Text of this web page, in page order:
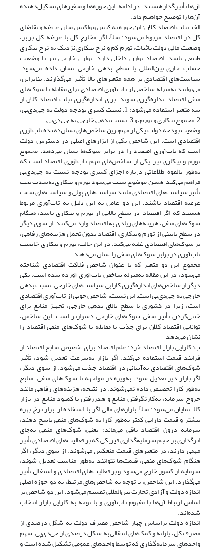
آن‌ها تأثیرگذار هستند. در ادامه، این حوزه‌ها و متغیرهای تشکیل‌دهنده
آن‌ها را توضیح خواهیم داد.
الف. ثبات اقتصاد کلان: این حوزه به کنش و واکنش میان عرضه و تقاضای
کل در اقتصاد مربوط می‌شود؛ مثلاً، اگر مخارج کل با عرضه کل برابر،
وضعیت مالی دولت باثبات، تورم کم و نرخ بیکاری نزدیک به نرخ بیکاری
طبیعی باشد، اقتصاد توازن داخلی دارد. توازن خارجی نیز با وضعیت
حساب جاری بین‌المللی یا سطح بدهی خارجی نشان داده می‌شود.
سیاست‌های اقتصادی بر همه متغیرهای بالا تأثیر می‌گذارند. بنابراین،
می‌توانند به‌منزله شاخصی از تاب‌آوری اقتصادی برای مقابله با شوک‌های
منفی اقتصاد اندازه‌گیری شوند. برای اندازه‌گیری ثبات اقتصاد کلان از
سه متغیر استفاده می‌شود: 1. نسبت کسری بودجه دولت به جی‌دی‌پی،
2. مجموع بیکاری و تورم، و 3. نسبت بدهی خارجی به جی‌دی‌پی.
وضعیت بودجه دولت یکی از مهم‌ترین شاخص‌های نشان‌دهنده تاب‌آوری
اقتصادی است. این شاخص یکی از ابزارهای اصلی در دسترس دولت
است که تاب‌آوری اقتصاد را در برابر شوک‌ها نشان می‌دهد. مجموع
تورم و بیکاری نیز یکی از شاخص‌های مهم تاب‌آوری اقتصاد است که
به‌طور بالقوه اطلاعاتی درباره اجزای کسری بودجه نسبت به جی‌دی‌پی
فراهم می‌کند. همین موضوع سبب می‌شود تورم و بیکاری به‌شدت تحت
تأثیر سیاست‌های اقتصادی مانند سیاست‌های پولی و سیاست‌های سمت
عرضه اقتصاد باشند. این دو عامل به این دلیل به تاب‌آوری مربوط
هستند که اگر اقتصاد در سطح بالایی از تورم و بیکاری باشد، هنگام
شوک‌های منفی، هزینه‌های زیادی به اقتصاد وارد می‌کنند. از سوی دیگر
در سطح پایینی از تورم و بیکاری، اقتصاد بدون تحمل هزینه‌های رفاهی،
بر شوک‌های اقتصادی غلبه می‌کند. در این حالت، تورم و بیکاری خاصیت
تاب‌آوری در برابر شوک‌های منفی را نشان می‌دهند.
مجموع این دو متغیر که با عنوان شاخص فلاکت اقتصادی شناخته
می‌شود، در این مقاله به‌منزله شاخص تاب‌آوری آورده شده است. یکی
دیگر از شاخص‌های اندازه‌گیری کارایی سیاست‌های خارجی، نسبت بدهی
خارجی به جی‌دی‌پی است. این نسبت، شاخص خوبی از تاب‌آوری اقتصادی
است، زیرا در کشوری با سطح بالای بدهی خارجی، تجهیز منابع برای
خنثی‌کردن تأثیر منفی شوک‌های خارجی دشوارتر است. این شاخص،
توانایی اقتصاد کلان برای جذب یا مقابله با شوک‌های منفی اقتصاد را
نشان می‌دهد.
ب: کارایی بازار اقتصاد خرد: علم اقتصاد برای تخصیص منابع اقتصاد از
فرایند قیمت استفاده می‌کند. اگر بازار به‌سرعت تعدیل شود، تأثیر
شوک‌های اقتصادی به‌آسانی در اقتصاد جذب می‌شود. از سوی دیگر،
اگر بازار دیر تعدیل شود، به‌ویژه در مواجهه با شوک‌های منفی، منابع
به‌طور کارا تخصیص داده نمی‌شوند. در نتیجه، هزینه‌های رفاهی مانند
خروج سرمایه، به‌کارنگرفتن منابع و هدررفتن یا کمبود منابع در بازار
کالا نمایان می‌شود؛ مثلاً، بازارهای مالی اگر با استفاده از ابزار نرخ بهره
بیشتر و قیمت دارایی کمتر به‌طور کارا به شوک‌های منفی پاسخ دهند،
سرمایه درون اقتصاد باقی می‌ماند؛ یعنی، شوک‌های منفی به‌جای
اثرگذاری بر حجم سرمایه‌گذاری فیزیکی که بر فعالیت‌های اقتصادی تأثیر
مهمی دارند، در متغیرهای قیمت منعکس می‌شوند. از سوی دیگر، اگر
هنگام شوک‌های منفی، قیمت‌ها نتوانند به‌طور مناسب تعدیل شوند،
سرمایه از کشور خارج می‌شود و بر فعالیت‌های اقتصادی و اشتغال تأثیر
می‌گذارد. این شاخص، با توجه به شاخص‌های مرتبط، به دو حوزه اصلی
اندازه دولت و آزادی تجارت بین‌المللی تقسیم می‌شود. این دو شاخص بر
اساس ارتباط آن‌ها با مفهوم تاب‌آوری و با توجه به کارایی بازار انتخاب
شده‌اند.
اندازه دولت براساس چهار شاخص مصرف دولت به شکل درصدی از
مصرف کل، یارانه و کمک‌های انتقالی به شکل درصدی از جی‌دی‌پی، سهم
واحدهای سرمایه‌گذاری که توسط واحدهای عمومی تشکیل شده است و